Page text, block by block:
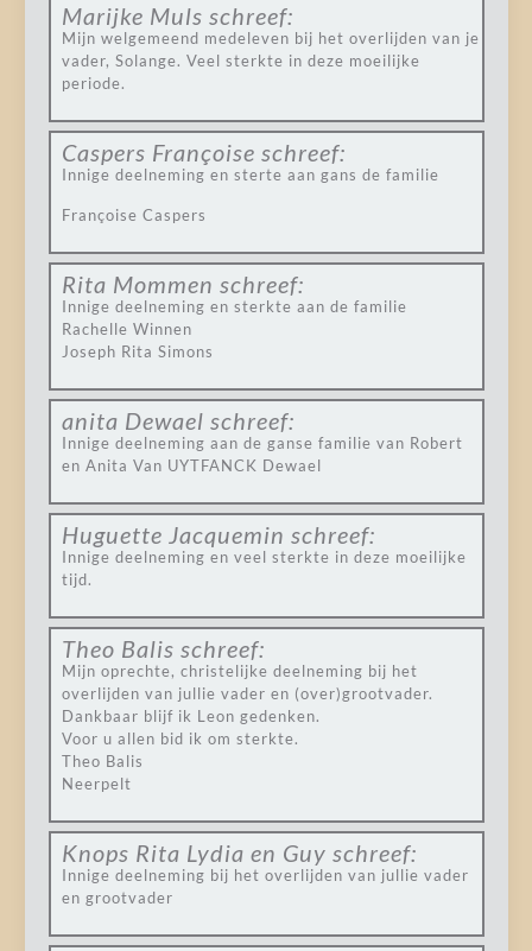
Marijke Muls schreef:
Mijn welgemeend medeleven bij het overlijden van je
vader, Solange. Veel sterkte in deze moeilijke
periode.
Caspers Françoise schreef:
Innige deelneming en sterte aan gans de familie
Françoise Caspers
Rita Mommen schreef:
Innige deelneming en sterkte aan de familie
Rachelle Winnen
Joseph Rita Simons
anita Dewael schreef:
Innige deelneming aan de ganse familie van Robert
en Anita Van UYTFANCK Dewael
Huguette Jacquemin schreef:
Innige deelneming en veel sterkte in deze moeilijke
tijd.
Theo Balis schreef:
Mijn oprechte, christelijke deelneming bij het
overlijden van jullie vader en (over)grootvader.
Dankbaar blijf ik Leon gedenken.
Voor u allen bid ik om sterkte.
Theo Balis
Neerpelt
Knops Rita Lydia en Guy schreef:
Innige deelneming bij het overlijden van jullie vader
en grootvader